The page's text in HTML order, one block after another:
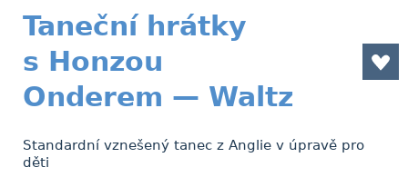
Taneční hrátky
s Honzou
Onderem — Waltz
Standardní vznešený tanec z Anglie v úpravě pro
děti